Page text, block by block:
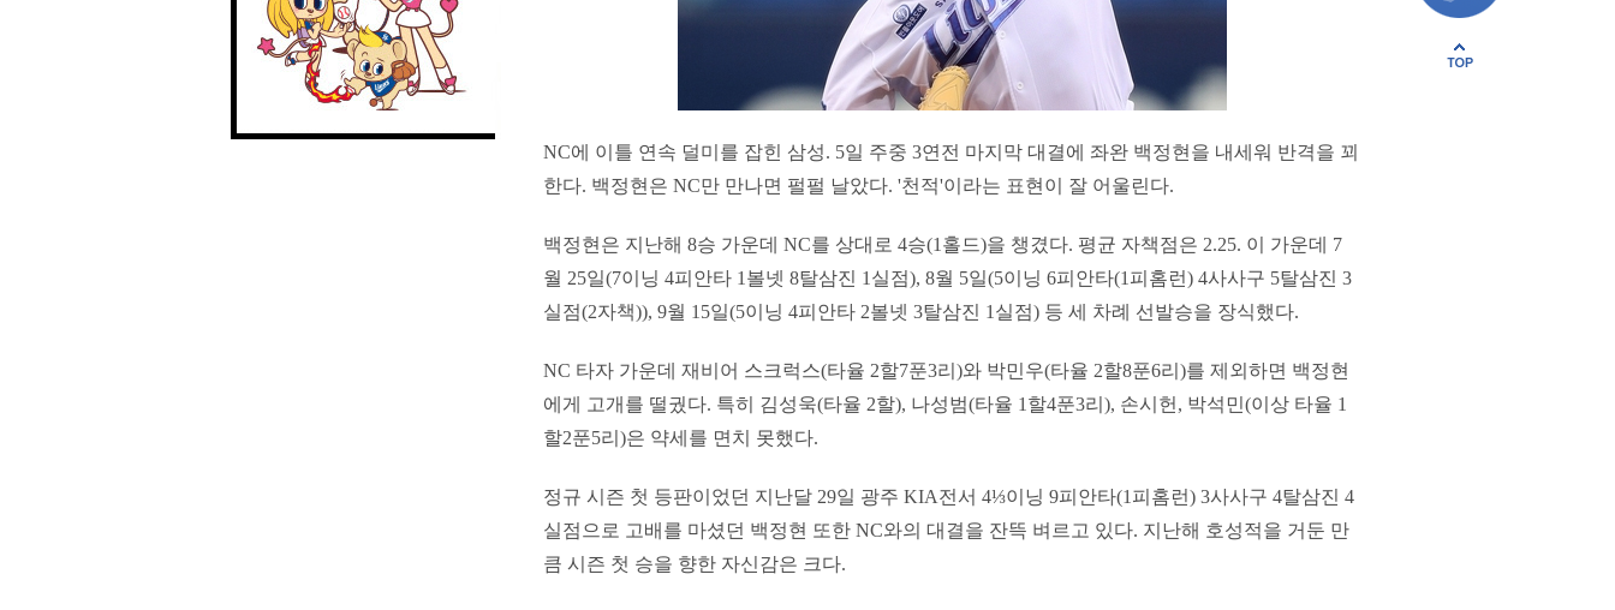
NC에 이틀 연속 덜미를 잡힌 삼성. 5일 주중 3연전 마지막 대결에 좌완 백정현을 내세워 반격을 꾀
한다. 백정현은 NC만 만나면 펄펄 날았다. '천적'이라는 표현이 잘 어울린다.
백정현은 지난해 8승 가운데 NC를 상대로 4승(1홀드)을 챙겼다. 평균 자책점은 2.25. 이 가운데 7
월 25일(7이닝 4피안타 1볼넷 8탈삼진 1실점), 8월 5일(5이닝 6피안타(1피홈런) 4사사구 5탈삼진 3
실점(2자책)), 9월 15일(5이닝 4피안타 2볼넷 3탈삼진 1실점) 등 세 차례 선발승을 장식했다.
NC 타자 가운데 재비어 스크럭스(타율 2할7푼3리)와 박민우(타율 2할8푼6리)를 제외하면 백정현
에게 고개를 떨궜다. 특히 김성욱(타율 2할), 나성범(타율 1할4푼3리), 손시헌, 박석민(이상 타율 1
할2푼5리)은 약세를 면치 못했다.
정규 시즌 첫 등판이었던 지난달 29일 광주 KIA전서 4⅓이닝 9피안타(1피홈런) 3사사구 4탈삼진 4
실점으로 고배를 마셨던 백정현 또한 NC와의 대결을 잔뜩 벼르고 있다. 지난해 호성적을 거둔 만
큼 시즌 첫 승을 향한 자신감은 크다.